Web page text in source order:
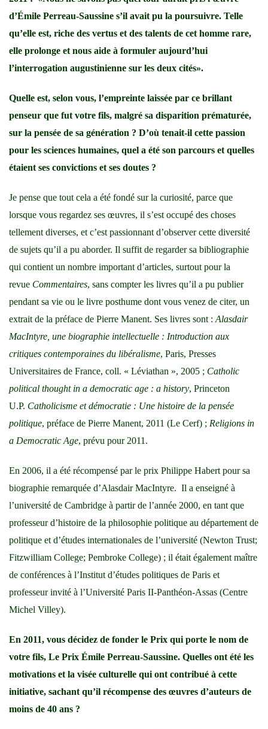
d’Émile Perreau-Saussine s’il avait pu la poursuivre. Telle
qu’elle est, riche des vertus et des talents de cet homme rare,
elle prolonge et nous aide à formuler aujourd’hui
l’interrogation augustinienne sur les deux cités».
Quelle est, selon vous, l’empreinte laissée par ce brillant
penseur que fut votre fils, malgré sa disparition prématurée,
sur la pensée de sa génération ? D’où tenait-il cette passion
pour les sciences humaines, quel a été son parcours et quelles
étaient ses convictions et ses doutes ?
Je pense que tout cela a été fondé sur la curiosité, parce que
lorsque vous regardez ses œuvres, il s’est occupé des choses
tellement diverses, et c’est passionnant d’observer cette diversité
de sujets qu’il a pu aborder. Il suffit de regarder sa bibliographie
qui contient un nombre important d’articles, surtout pour la
revue Commentaires, sans compter les livres qu’il a pu publier
pendant sa vie ou le livre posthume dont vous venez de citer, un
extrait de la préface de Pierre Manent. Ses livres sont : Alasdair
MacIntyre, une biographie intellectuelle : Introduction aux
critiques contemporaines du libéralisme, Paris, Presses
Universitaires de France, coll. « Léviathan », 2005 ; Catholic
political thought in a democratic age : a history, Princeton
U.P. Catholicisme et démocratie : Une histoire de la pensée
politique, préface de Pierre Manent, 2011 (Le Cerf) ; Religions in
a Democratic Age, prévu pour 2011.
En 2006, il a été récompensé par le prix Philippe Habert pour sa
biographie remarquée d’Alasdair MacIntyre. Il a enseigné à
l’université de Cambridge à partir de l’année 2000, en tant que
professeur d’histoire de la philosophie politique au département de
politique et d’études internationales de l’université (Newton Trust;
Fitzwilliam College; Pembroke College) ; il était également maître
de conférences à l’Institut d’études politiques de Paris et
professeur invité à l’Université Paris II-Panthéon-Assas (Centre
Michel Villey).
En 2011, vous décidez de fonder le Prix qui porte le nom de
votre fils, Le Prix Émile Perreau-Saussine. Quelles ont été les
motivations et la visée culturelle qui ont contribué à cette
initiative, sachant qu’il récompense des œuvres d’auteurs de
moins de 40 ans ?